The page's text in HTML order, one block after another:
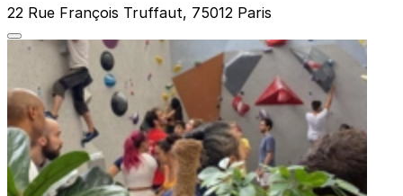
22 Rue François Truffaut, 75012 Paris